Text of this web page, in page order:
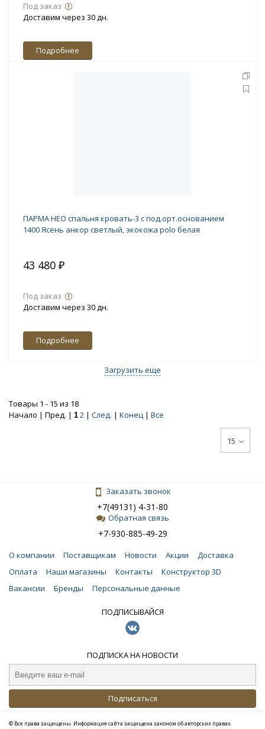
Под заказ
Доставим через 30 дн.
Подробнее
ПАРМА НЕО спальня кровать-3 с под.орт.основанием
1400 Ясень анкор светлый, экокожа polo белая
43 480 ₽
Под заказ
Доставим через 30 дн.
Подробнее
Загрузить еще
Товары 1 - 15 из 18
Начало | Пред. | 1 2 | След. | Конец | Все
15
Заказать звонок
+7(49131) 4-31-80
Обратная связь
+7-930-885-49-29
О компании Поставщикам Новости Акции
Доставка
Оплата
Наши магазины Контакты
Конструктор 3D
Вакансии
Бренды Персональные данные
ПОДПИСЫВАЙСЯ
ПОДПИСКА НА НОВОСТИ
Подписаться
© Все права защищены. Информация сайта защищена законом об авторских правах.